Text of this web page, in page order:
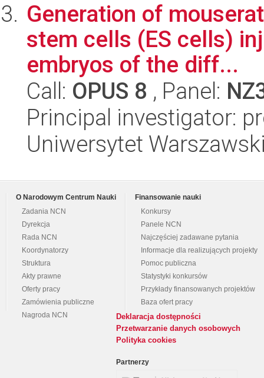
Generation of
stem cells (ES cells)
embryos of the diff...
Call: OPUS 8 , Panel:
Principal investigator:
Uniwersytet
O Narodowym Centrum Nauki
Zadania NCN
Dyrekcja
Rada NCN
Koordynatorzy
Struktura
Akty prawne
Oferty pracy
Zamówienia publiczne
Nagroda NCN
Finansowanie nauki
Konkursy
Panele NCN
Najczęściej zadawane pytania
Informacje dla realizujących projekty
Pomoc publiczna
Statystyki konkursów
Przykłady finansowanych projektów
Baza ofert pracy
Deklaracja dostępności
Przetwarzanie danych osobowych
Polityka cookies
Partnerzy